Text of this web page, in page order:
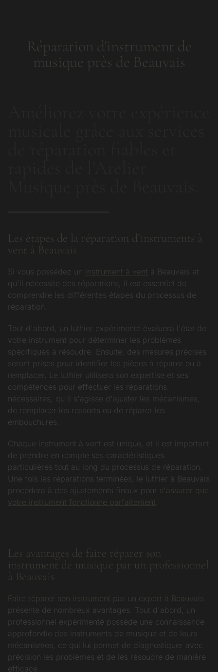
Réparation d'instrument de
musique près de Beauvais
Les étapes de la réparation d’instruments à
vent à Beauvais
Si vous possédez un instrument à vent à Beauvais et
qu'il nécessite des réparations, il est essentiel de
comprendre les différentes étapes du processus de
réparation.
Tout d'abord, un luthier expérimenté évaluera l'état de
votre instrument pour déterminer les problèmes
spécifiques à résoudre. Ensuite, des mesures précises
seront prises pour identifier les pièces à réparer ou à
remplacer. Le luthier utilisera son expertise et ses
compétences pour effectuer les réparations
nécessaires, qu'il s'agisse d'ajuster les mécanismes,
de remplacer les ressorts ou de réparer les
embouchures.
Chaque instrument à vent est unique, et il est important
de prendre en compte ses caractéristiques
particulières tout au long du processus de réparation.
Une fois les réparations terminées, le luthier à Beauvais
procédera à des ajustements finaux pour s'assurer que
votre instrument fonctionne parfaitement.
Les avantages de faire réparer son
instrument de musique par un professionnel
à Beauvais
Faire réparer son instrument par un expert à Beauvais
présente de nombreux avantages. Tout d'abord, un
professionnel expérimenté possède une connaissance
approfondie des instruments de musique et de leurs
mécanismes, ce qui lui permet de diagnostiquer avec
précision les problèmes et de les résoudre de manière
efficace.